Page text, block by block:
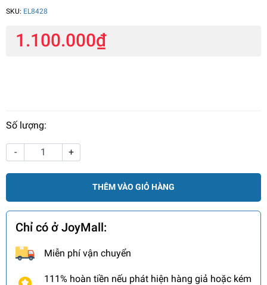
SKU: EL8428
1.100.000₫
Số lượng:
- +
THÊM VÀO GIỎ HÀNG
Chỉ có ở JoyMall:
Miễn phí vận chuyển
111% hoàn tiền nếu phát hiện hàng giả hoặc kém